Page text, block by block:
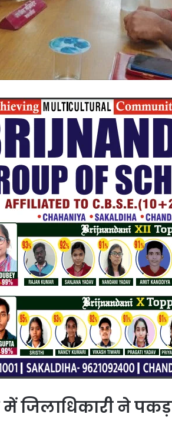
जिलाधिकारी ने